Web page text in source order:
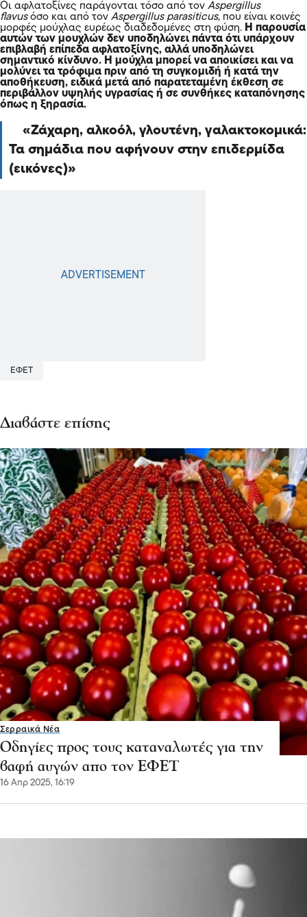
Οι αφλατοξίνες παράγονται τόσο από τον Aspergillus
flavusόσο και από τον Aspergillus parasiticus, που είναι κοινές
μορφές μούχλας ευρέως διαδεδομένες στη φύση. Η παρουσία
αυτών των μουχλών δεν υποδηλώνει πάντα ότι υπάρχουν
επιβλαβή επίπεδα αφλατοξίνης, αλλά υποδηλώνει
σημαντικό κίνδυνο. Η μούχλα μπορεί να αποικίσει και να
μολύνει τα τρόφιμα πριν από τη συγκομιδή ή κατά την
αποθήκευση, ειδικά μετά από παρατεταμένη έκθεση σε
περιβάλλον υψηλής υγρασίας ή σε συνθήκες καταπόνησης
όπως η ξηρασία.
Ζάχαρη, αλκοόλ, γλουτένη, γαλακτοκομικά:
Τα σημάδια που αφήνουν στην επιδερμίδα
(εικόνες)
ΕΦΕΤ
Διαβάστε επίσης
Σερραικά Νέα
Οδηγίες προς τους καταναλωτές για την
βαφή αυγών απο τον ΕΦΕΤ
16 Απρ 2025, 16:19